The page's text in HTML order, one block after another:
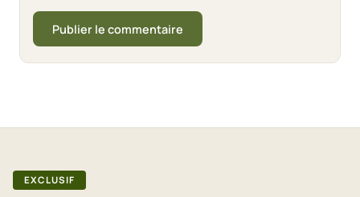
EXCLUSIF